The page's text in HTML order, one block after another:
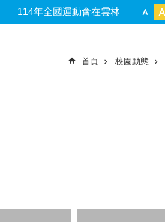
114年全國運動會在雲林
首頁 校園動態